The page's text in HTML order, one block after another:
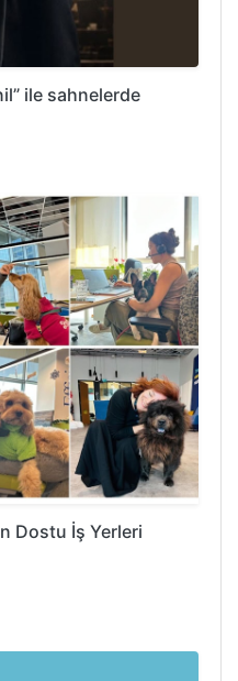
ile sahnelerde
Dostu İş Yerleri